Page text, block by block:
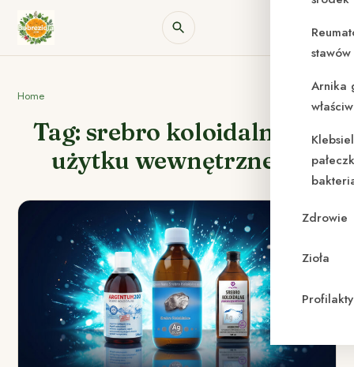
Arnika
Zdrowie
Zioła
Home
Tag: srebro koloidalne do
użytku wewnętrznego